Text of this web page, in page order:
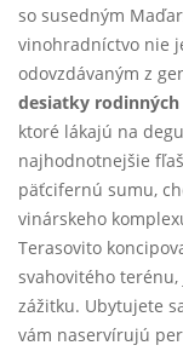
so susedným
vinohradníctvo nie
odovzdávaným z
desiatky
ktoré lákajú na
najhodnotnejšie
päťcifernú sumu,
vinárskeho
Terasovito
svahovitého
zážitku. Ubytujete
vám naservírujú